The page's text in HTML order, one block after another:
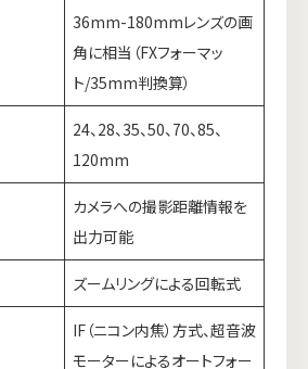
36mm-180mmレンズの画
角に相当（FXフォーマッ
ト/35mm判換算）
24、28、35、50、70、85、
120mm
カメラへの撮影距離情報を
出力可能
ズームリングによる回転式
IF（ニコン内焦）方式、超音波
モーターによるオートフォー